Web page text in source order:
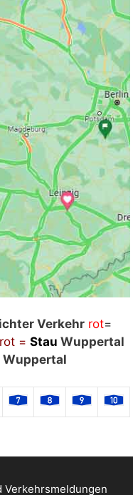
werden externe
Mit dem Klick
Sie unsere
Verkehr rot=
= Stau Wuppertal
Wuppertal